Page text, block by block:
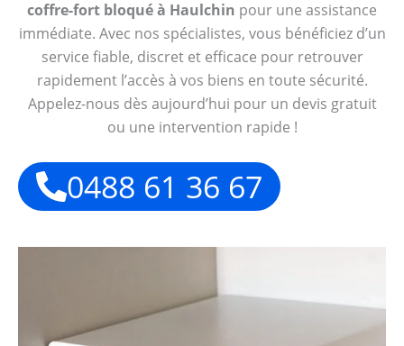
coffre-fort bloqué à Haulchin pour une assistance
immédiate. Avec nos spécialistes, vous bénéficiez d’un
service fiable, discret et efficace pour retrouver
rapidement l’accès à vos biens en toute sécurité.
Appelez-nous dès aujourd’hui pour un devis gratuit
ou une intervention rapide !
0488 61 36 67